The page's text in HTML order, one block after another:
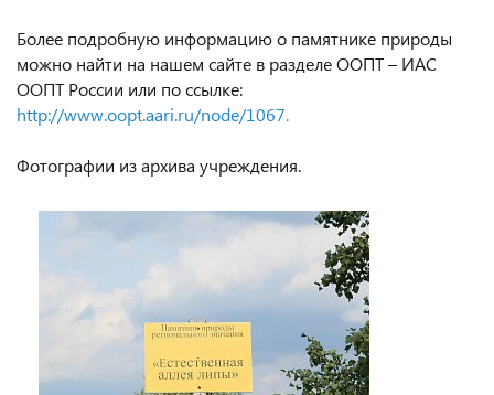
Более подробную информацию о памятнике природы
можно найти на нашем сайте в разделе ООПТ – ИАС
ООПТ России или по ссылке:
http://www.oopt.aari.ru/node/1067.
Фотографии из архива учреждения.